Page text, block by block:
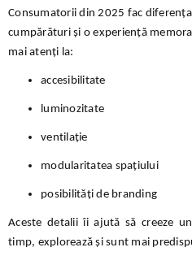
Consumatorii din 2025 fac
cumpărături și o experiență
mai atenți la:
accesibilitate
luminozitate
ventilație
modularitatea spațiului
posibilități de branding
Aceste detalii îi ajută să creeze
timp, explorează și sunt mai